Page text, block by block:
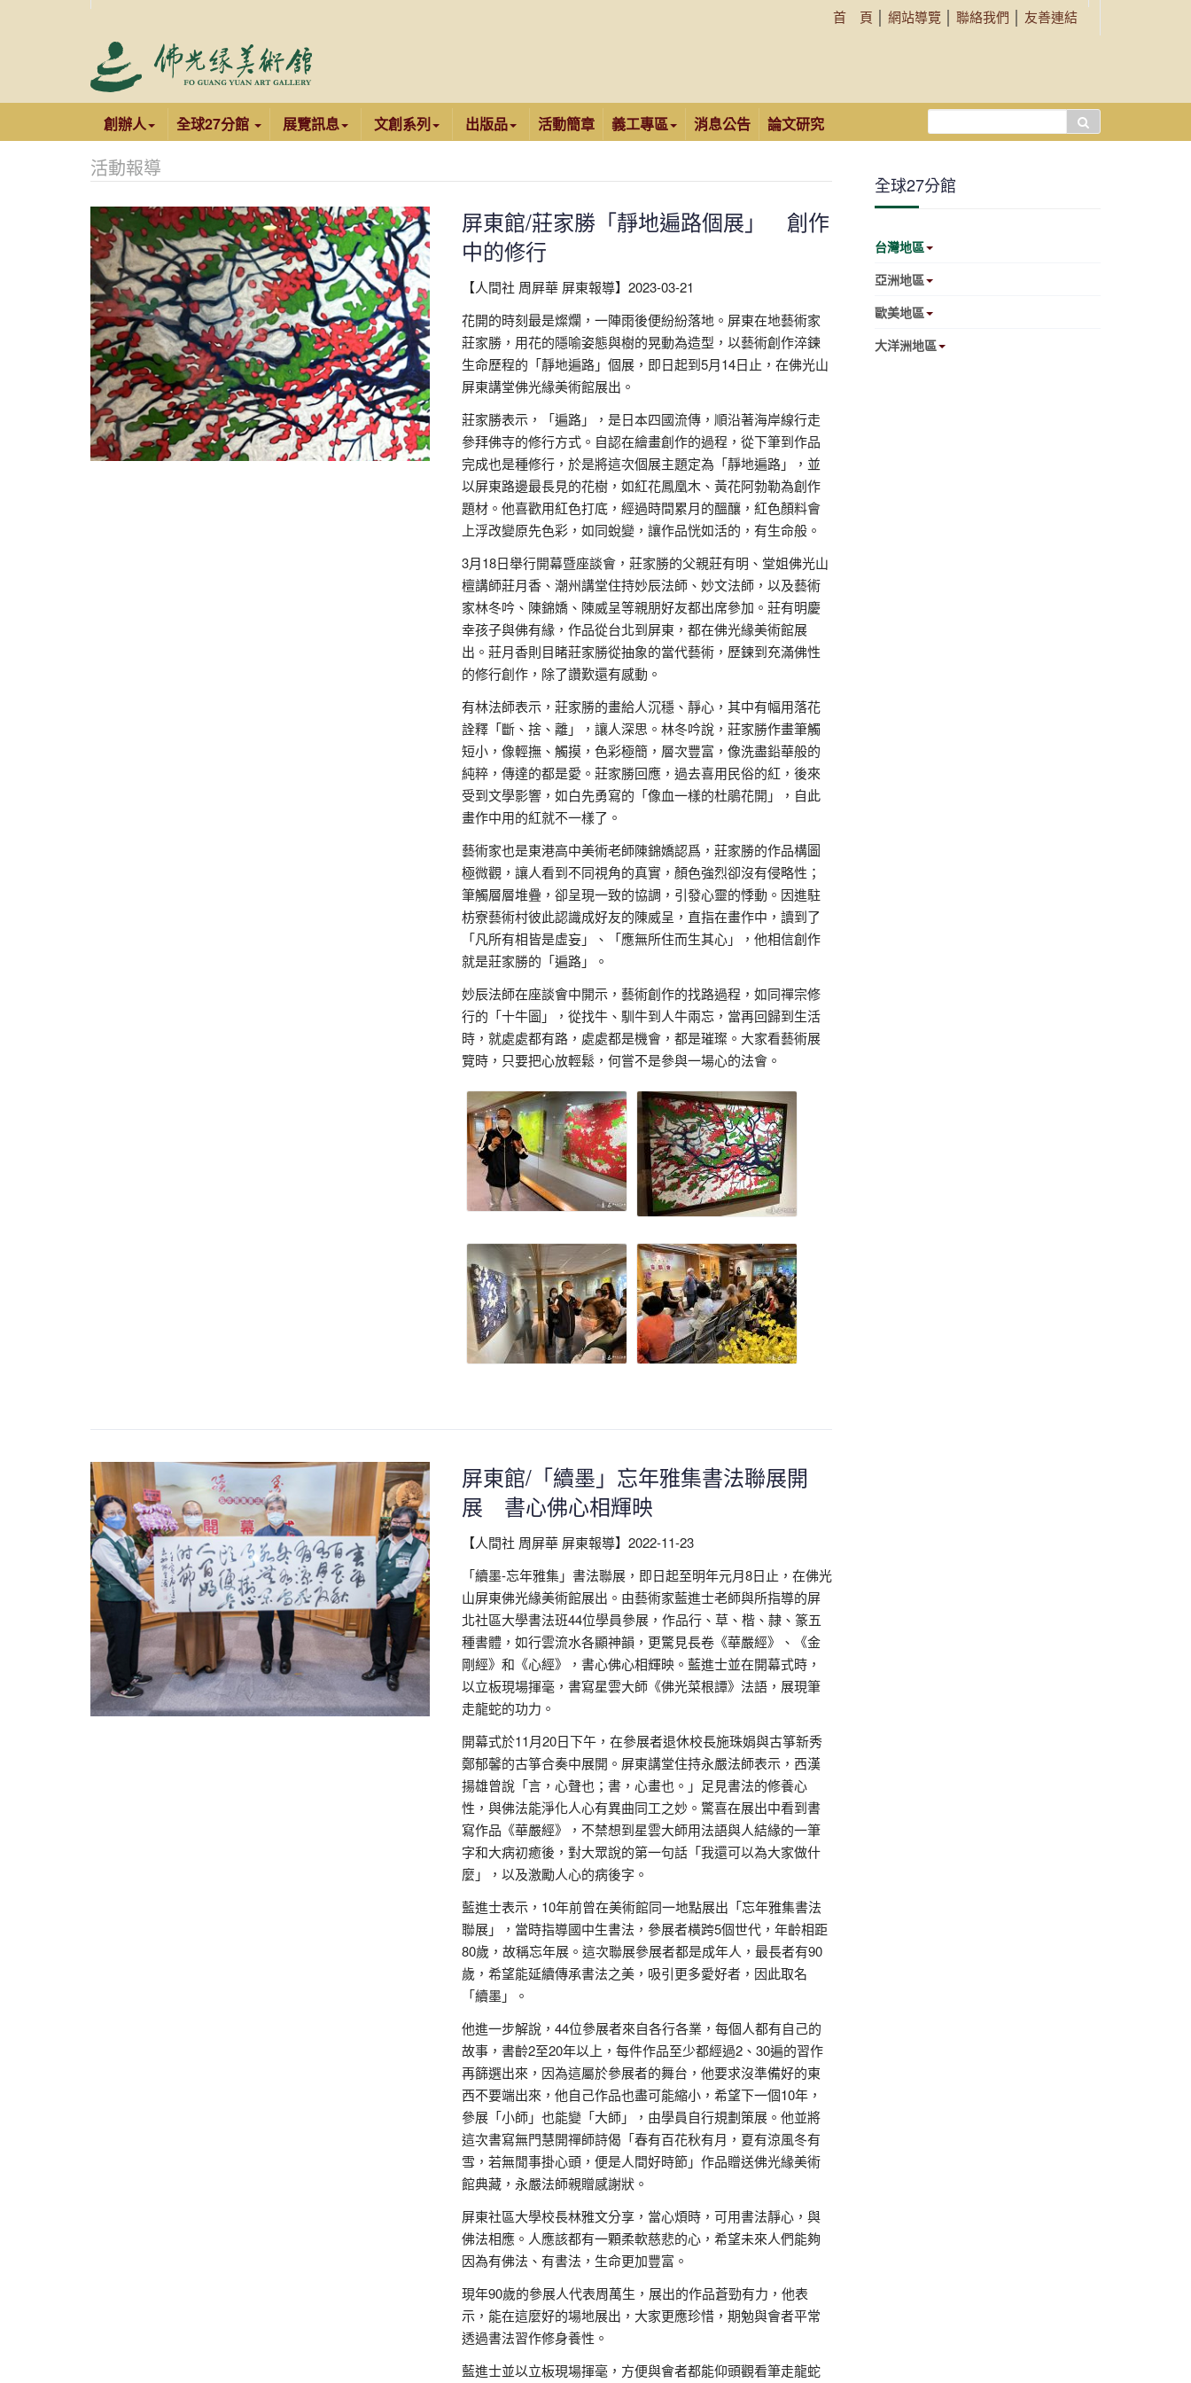
首 頁 網站導覽 聯絡我們 友善連結
創辦人 全球27分館 展覽訊息 文創系列 出版品 活動簡章 義工專區 消息公告 論文研究
尋...
活動報導
屏東館/莊家勝「靜地遍路個展」 創作
中的修行
【人間社 周屛華 屏東報導】2023-03-21
花開的時刻最是燦爛，一陣雨後便紛紛落地。屏東在地藝術家
莊家勝，用花的隱喻姿態與樹的晃動為造型，以藝術創作淬鍊
生命歷程的「靜地遍路」個展，即日起到5月14日止，在佛光山
屏東講堂佛光緣美術館展出。
莊家勝表示，「遍路」，是日本四國流傳，順沿著海岸線行走
參拜佛寺的修行方式。自認在繪畫創作的過程，從下筆到作品
完成也是種修行，於是將這次個展主題定為「靜地遍路」，並
以屏東路邊最長見的花樹，如紅花鳳凰木、黃花阿勃勒為創作
題材。他喜歡用紅色打底，經過時間累月的醞釀，紅色顏料會
上浮改變原先色彩，如同蛻變，讓作品恍如活的，有生命般。
3月18日舉行開幕暨座談會，莊家勝的父親莊有明、堂姐佛光山
檀講師莊月香、潮州講堂住持妙辰法師、妙文法師，以及藝術
家林冬吟、陳錦嬌、陳威呈等親朋好友都出席參加。莊有明慶
幸孩子與佛有緣，作品從台北到屏東，都在佛光緣美術館展
出。莊月香則目睹莊家勝從抽象的當代藝術，歷鍊到充滿佛性
的修行創作，除了讚歎還有感動。
有林法師表示，莊家勝的畫給人沉穩、靜心，其中有幅用落花
詮釋「斷、捨、離」，讓人深思。林冬吟說，莊家勝作畫筆觸
短小，像輕撫、觸摸，色彩極簡，層次豐富，像洗盡鉛華般的
純粹，傳達的都是愛。莊家勝回應，過去喜用民俗的紅，後來
受到文學影響，如白先勇寫的「像血一樣的杜鵑花開」，自此
畫作中用的紅就不一樣了。
藝術家也是東港高中美術老師陳錦嬌認爲，莊家勝的作品構圖
極微觀，讓人看到不同視角的真實，顏色強烈卻沒有侵略性；
筆觸層層堆疊，卻呈現一致的協調，引發心靈的悸動。因進駐
枋寮藝術村彼此認識成好友的陳威呈，直指在畫作中，讀到了
「凡所有相皆是虛妄」、「應無所住而生其心」，他相信創作
就是莊家勝的「遍路」。
妙辰法師在座談會中開示，藝術創作的找路過程，如同禪宗修
行的「十牛圖」，從找牛、馴牛到人牛兩忘，當再回歸到生活
時，就處處都有路，處處都是機會，都是璀璨。大家看藝術展
覽時，只要把心放輕鬆，何嘗不是參與一場心的法會。
屏東館/「續墨」忘年雅集書法聯展開
展 書心佛心相輝映
【人間社 周屏華 屏東報導】2022-11-23
「續墨-忘年雅集」書法聯展，即日起至明年元月8日止，在佛光
山屏東佛光緣美術館展出。由藝術家藍進士老師與所指導的屏
北社區大學書法班44位學員參展，作品行、草、楷、隷、篆五
種書體，如行雲流水各顯神韻，更驚見長卷《華嚴經》、《金
剛經》和《心經》，書心佛心相輝映。藍進士並在開幕式時，
以立板現場揮毫，書寫星雲大師《佛光菜根譚》法語，展現筆
走龍蛇的功力。
開幕式於11月20日下午，在參展者退休校長施珠娟與古箏新秀
鄭郁馨的古箏合奏中展開。屏東講堂住持永嚴法師表示，西漢
揚雄曾說「言，心聲也；書，心畫也。」足見書法的修養心
性，與佛法能淨化人心有異曲同工之妙。驚喜在展出中看到書
寫作品《華嚴經》，不禁想到星雲大師用法語與人結緣的一筆
字和大病初癒後，對大眾說的第一句話「我還可以為大家做什
麼」，以及激勵人心的病後字。
藍進士表示，10年前曾在美術館同一地點展出「忘年雅集書法
聯展」，當時指導國中生書法，參展者橫跨5個世代，年齡相距
80歲，故稱忘年展。這次聯展參展者都是成年人，最長者有90
歲，希望能延續傳承書法之美，吸引更多愛好者，因此取名
「續墨」。
他進一步解說，44位參展者來自各行各業，每個人都有自己的
故事，書齡2至20年以上，每件作品至少都經過2、30遍的習作
再篩選出來，因為這屬於參展者的舞台，他要求沒準備好的東
西不要端出來，他自己作品也盡可能縮小，希望下一個10年，
參展「小師」也能變「大師」，由學員自行規劃策展。他並將
這次書寫無門慧開禪師詩偈「春有百花秋有月，夏有涼風冬有
雪，若無閒事掛心頭，便是人間好時節」作品贈送佛光緣美術
館典藏，永嚴法師親贈感謝狀。
屏東社區大學校長林雅文分享，當心煩時，可用書法靜心，與
佛法相應。人應該都有一顆柔軟慈悲的心，希望未來人們能夠
因為有佛法、有書法，生命更加豐富。
現年90歲的參展人代表周萬生，展出的作品蒼勁有力，他表
示，能在這麼好的場地展出，大家更應珍惜，期勉與會者平常
透過書法習作修身養性。
藍進士並以立板現場揮毫，方便與會者都能仰頭觀看筆走龍蛇
全球27分館
台灣地區
亞洲地區
歐美地區
大洋洲地區